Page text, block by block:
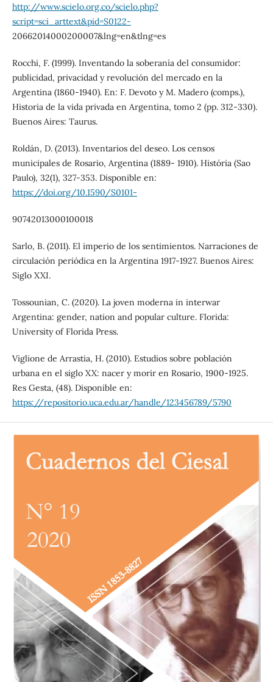
http://www.scielo.org.co/scielo.php?
script=sci_arttext&pid=S0122-
20662014000200007&lng=en&tlng=es
Rocchi, F. (1999). Inventando la soberanía del consumidor:
publicidad, privacidad y revolución del mercado en la
Argentina (1860-1940). En: F. Devoto y M. Madero (comps.),
Historia de la vida privada en Argentina, tomo 2 (pp. 312-330).
Buenos Aires: Taurus.
Roldán, D. (2013). Inventarios del deseo. Los censos
municipales de Rosario, Argentina (1889- 1910). História (Sao
Paulo), 32(1), 327-353. Disponible en:
https://doi.org/10.1590/S0101-
90742013000100018
Sarlo, B. (2011). El imperio de los sentimientos. Narraciones de
circulación periódica en la Argentina 1917-1927. Buenos Aires:
Siglo XXI.
Tossounian, C. (2020). La joven moderna in interwar
Argentina: gender, nation and popular culture. Florida:
University of Florida Press.
Viglione de Arrastia, H. (2010). Estudios sobre población
urbana en el siglo XX: nacer y morir en Rosario, 1900-1925.
Res Gesta, (48). Disponible en:
https://repositorio.uca.edu.ar/handle/123456789/5790